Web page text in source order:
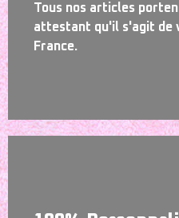
Tous nos articles
attestant qu'il s'agit de
France.